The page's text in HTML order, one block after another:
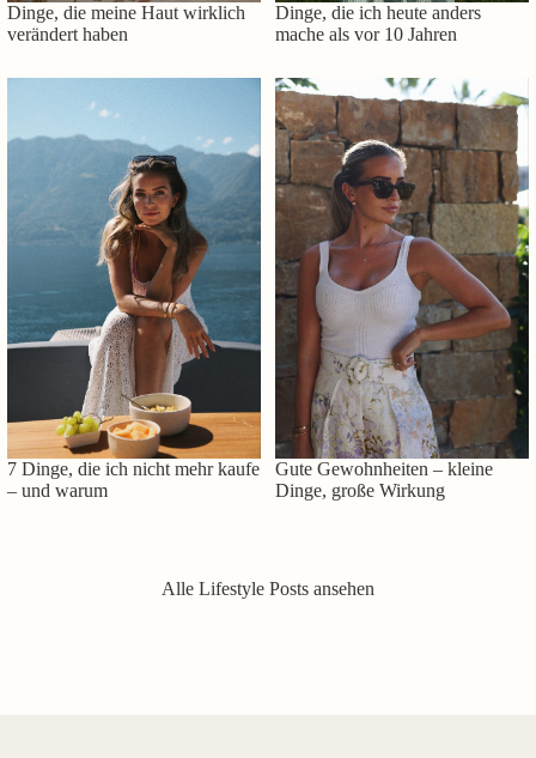
Dinge, die meine Haut wirklich
verändert haben
Dinge, die ich heute anders
mache als vor 10 Jahren
7 Dinge, die ich nicht mehr kaufe
– und warum
Gute Gewohnheiten – kleine
Dinge, große Wirkung
Alle Lifestyle Posts ansehen